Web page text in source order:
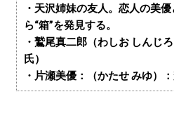
・天沢姉妹の友人。恋人の美
ら“箱”を発見する。
・鷲尾真二郎（わしお しんじ
氏）
・片瀬美優：（かたせ みゆ）